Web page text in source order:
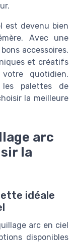
est devenu bien
Avec une
accessoires,
et créatifs
quotidien.
les palettes de
la meilleure
arc
la
idéale
arc en ciel
disponibles